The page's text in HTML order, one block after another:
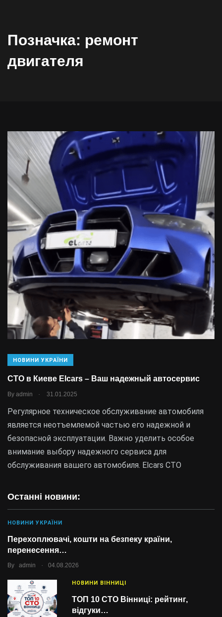
Позначка: ремонт
двигателя
НОВИНИ УКРАЇНИ
СТО в Киеве Elcars – Ваш надежный автосервис
By admin . 31.01.2025
Регулярное техническое обслуживание автомобиля
является неотъемлемой частью его надежной и
безопасной эксплуатации. Важно уделить особое
внимание выбору надежного сервиса для
обслуживания вашего автомобиля. Elcars СТО
Останні новини:
НОВИНИ УКРАЇНИ
Перехоплювачі, кошти на безпеку країни,
перенесення…
By admin . 04.08.2026
НОВИНИ ВІННИЦІ
ТОП 10 СТО Вінниці: рейтинг,
відгуки…